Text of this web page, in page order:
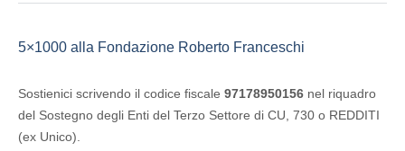
5×1000 alla Fondazione Roberto Franceschi
Sostienici scrivendo il codice fiscale 97178950156 nel riquadro
del Sostegno degli Enti del Terzo Settore di CU, 730 o REDDITI
(ex Unico).